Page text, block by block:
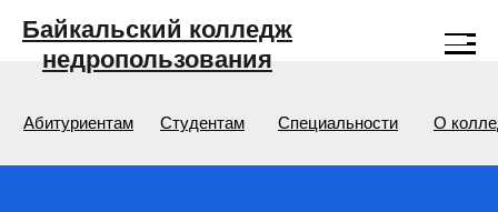
Байкальский колледж
недропользования
Абитуриентам Студентам Специальности О